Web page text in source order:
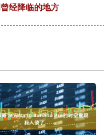
经降临的地方